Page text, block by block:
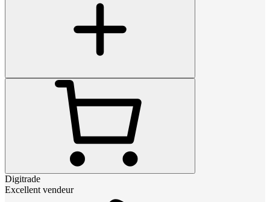
Digitrade
Excellent vendeur